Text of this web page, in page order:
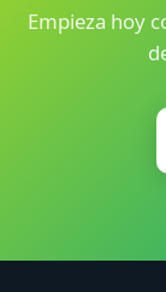
Empieza hoy